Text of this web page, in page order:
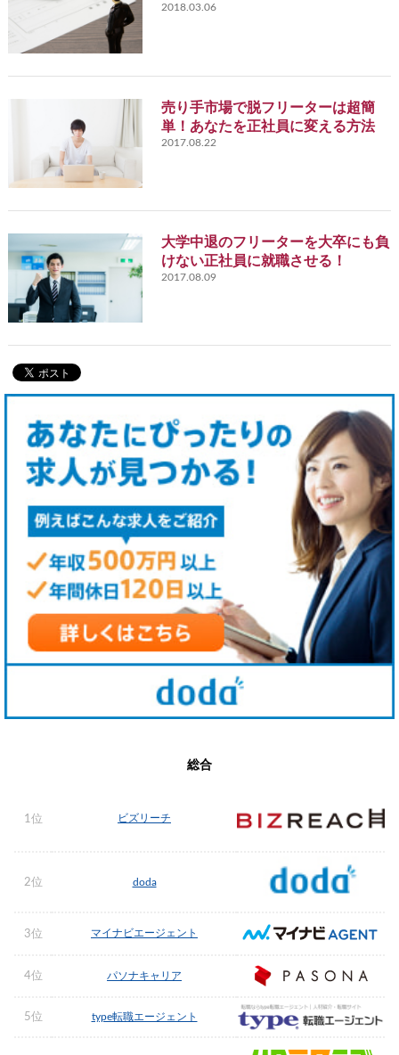
2018.03.06
売り手市場で脱フリーターは超簡
単！あなたを正社員に変える方法
2017.08.22
大学中退のフリーターを大卒にも負
けない正社員に就職させる！
2017.08.09
総合
1位 ビズリーチ
2位 doda
3位 マイナビエージェント
4位 パソナキャリア
5位 type転職エージェント